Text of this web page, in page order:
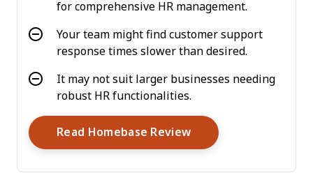
for comprehensive HR management.
Your team might find customer support
response times slower than desired.
It may not suit larger businesses needing
robust HR functionalities.
Read Homebase ReviewOpens New Window